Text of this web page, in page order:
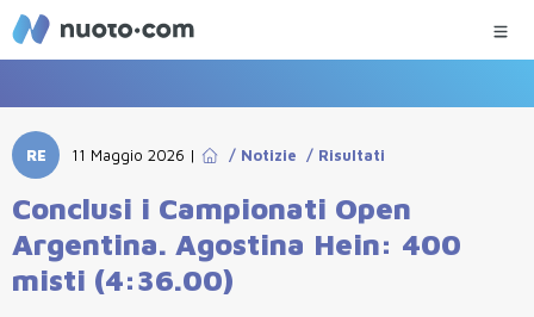
RE 11 Maggio 2026 | / Notizie / Risultati
Conclusi i Campionati Open
Argentina. Agostina Hein: 400
misti (4:36.00)